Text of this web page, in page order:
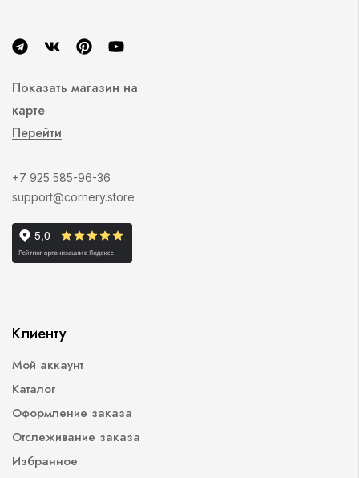
Показать магазин на
карте
Перейти
+7 925 585-96-36
support@cornery.store
Клиенту
Мой аккаунт
Каталог
Оформление заказа
Отслеживание заказа
Избранное